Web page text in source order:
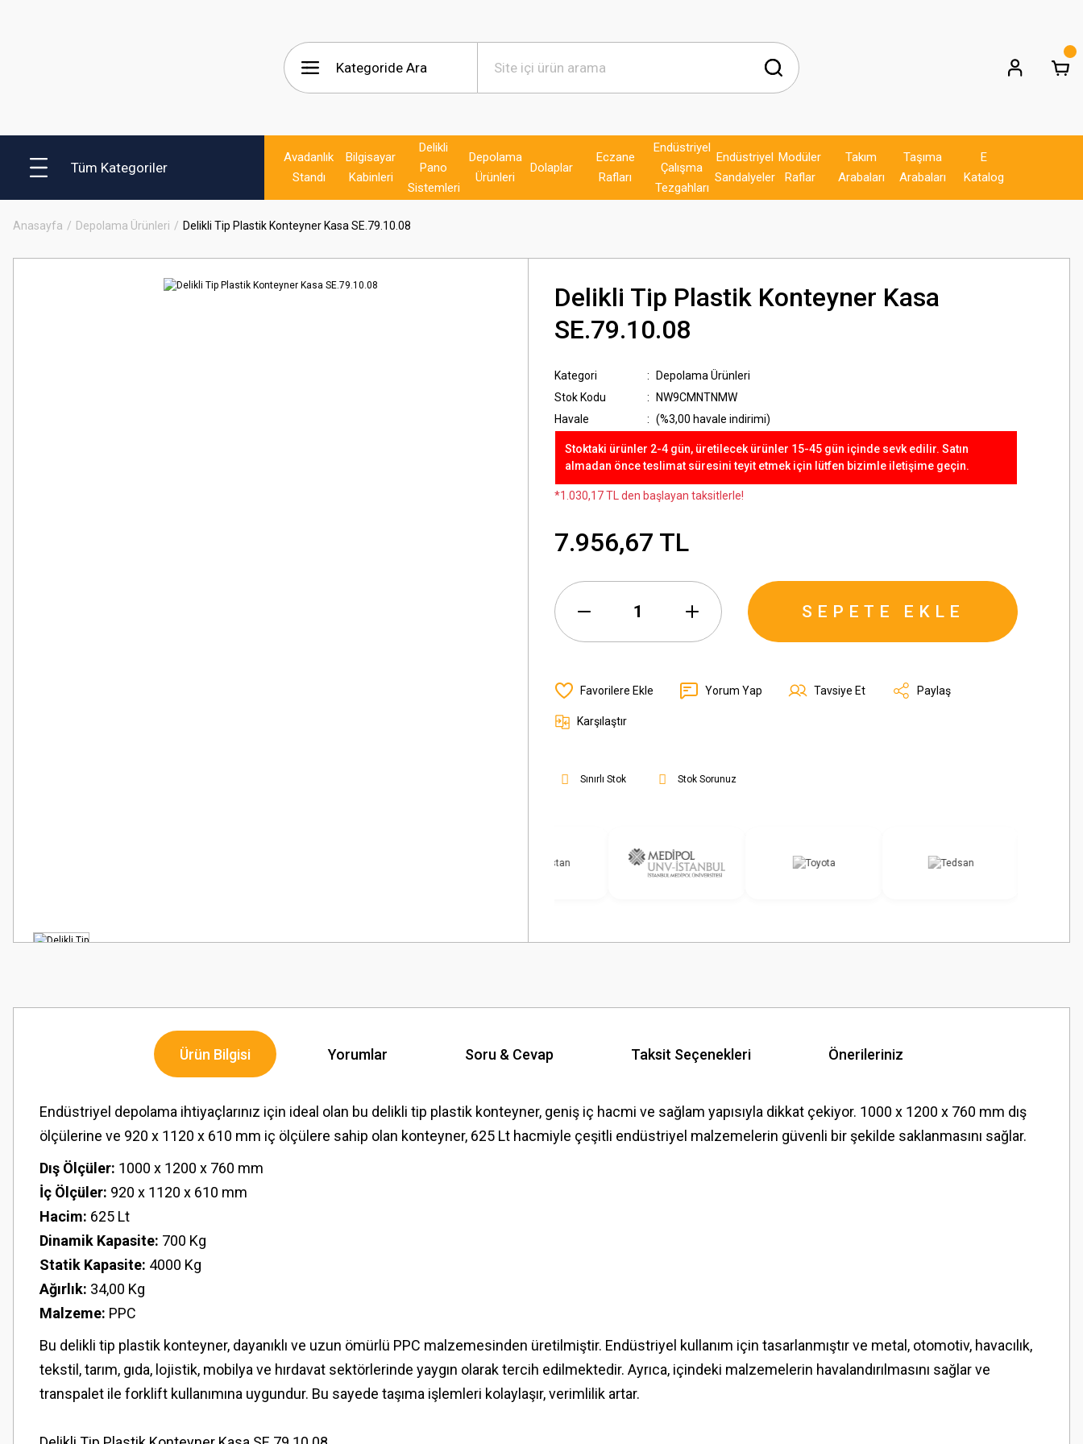
Tüm Kategoriler
Avadanlık
Standı
Bilgisayar
Kabinleri
Delikli
Pano
Sistemleri
Depolama
Ürünleri
Dolaplar
Eczane
Rafları
Endüstriyel
Çalışma
Tezgahları
Endüstriyel
Sandalyeler
Modüler
Raflar
Takım
Arabaları
Taşıma
Arabaları
E
Katalog
Anasayfa Depolama Ürünleri Delikli Tip Plastik Konteyner Kasa SE.79.10.08
Delikli Tip Plastik Konteyner Kasa
SE.79.10.08
Kategori
Depolama Ürünleri
Stok Kodu
NW9CMNTNMW
Havale
(%3,00 havale indirimi)
Stoktaki ürünler 2-4 gün, üretilecek ürünler 15-45 gün içinde sevk edilir. Satın
almadan önce teslimat süresini teyit etmek için lütfen bizimle iletişime geçin.
*1.030,17 TL den başlayan taksitlerle!
7.956,67 TL
SEPETE EKLE
Yorum Yap Tavsiye Et Paylaş
Karşılaştır
Sınırlı Stok Stok Sorunuz
Ürün Bilgisi Yorumlar Soru & Cevap Taksit Seçenekleri Önerileriniz
Endüstriyel depolama ihtiyaçlarınız için ideal olan bu delikli tip plastik konteyner, geniş iç hacmi ve sağlam yapısıyla dikkat çekiyor. 1000 x 1200 x 760 mm dış
ölçülerine ve 920 x 1120 x 610 mm iç ölçülere sahip olan konteyner, 625 Lt hacmiyle çeşitli endüstriyel malzemelerin güvenli bir şekilde saklanmasını sağlar.
Dış Ölçüler: 1000 x 1200 x 760 mm
İç Ölçüler: 920 x 1120 x 610 mm
Hacim: 625 Lt
Dinamik Kapasite: 700 Kg
Statik Kapasite: 4000 Kg
Ağırlık: 34,00 Kg
Malzeme: PPC
Bu delikli tip plastik konteyner, dayanıklı ve uzun ömürlü PPC malzemesinden üretilmiştir. Endüstriyel kullanım için tasarlanmıştır ve metal, otomotiv, havacılık,
tekstil, tarım, gıda, lojistik, mobilya ve hırdavat sektörlerinde yaygın olarak tercih edilmektedir. Ayrıca, içindeki malzemelerin havalandırılmasını sağlar ve
transpalet ile forklift kullanımına uygundur. Bu sayede taşıma işlemleri kolaylaşır, verimlilik artar.